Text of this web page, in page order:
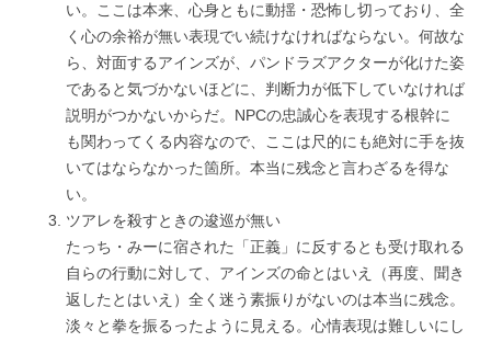
い。ここは本来、心身ともに動揺・恐怖し切っており、全
く心の余裕が無い表現でい続けなければならない。何故な
ら、対面するアインズが、パンドラズアクターが化けた姿
であると気づかないほどに、判断力が低下していなければ
説明がつかないからだ。NPCの忠誠心を表現する根幹に
も関わってくる内容なので、ここは尺的にも絶対に手を抜
いてはならなかった箇所。本当に残念と言わざるを得な
い。
ツアレを殺すときの逡巡が無い
たっち・みーに宿された「正義」に反するとも受け取れる
自らの行動に対して、アインズの命とはいえ（再度、聞き
返したとはいえ）全く迷う素振りがないのは本当に残念。
淡々と拳を振るったように見える。心情表現は難しいにし